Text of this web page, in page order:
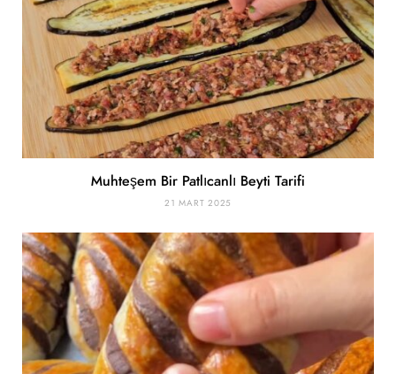
Muhteşem Bir Patlıcanlı Beyti Tarifi
21 MART 2025